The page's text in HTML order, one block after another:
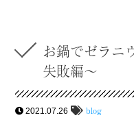
お鍋でゼラニ
失敗編〜
2021.07.26 blog